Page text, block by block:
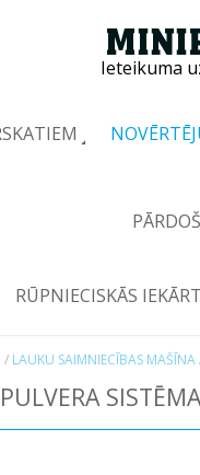
Ieteikuma
RŪPNIECISKĀS
/ LAUKU SAIMNIECĪBAS